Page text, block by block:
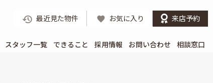
最近見た物件 お気に入り 来店予約
スタッフ一覧 できること 採用情報 お問い合わせ 相談窓口